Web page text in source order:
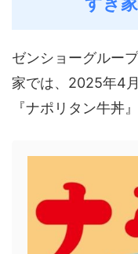
ゼンショーグルー
家では、2025年4
『ナポリタン牛丼